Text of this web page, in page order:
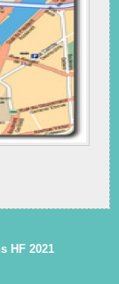
HF 2021